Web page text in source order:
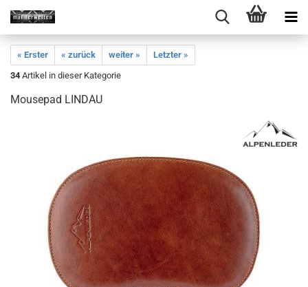
« Erster « zurück weiter »
Letzter »
34 Artikel in dieser Kategorie
Mousepad LINDAU